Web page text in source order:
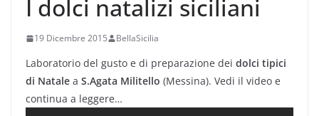
I dolci natalizi siciliani
19 Dicembre 2015 BellaSicilia
Laboratorio del gusto e di preparazione dei dolci tipici
di Natale a S.Agata Militello (Messina). Vedi il video e
continua a leggere…